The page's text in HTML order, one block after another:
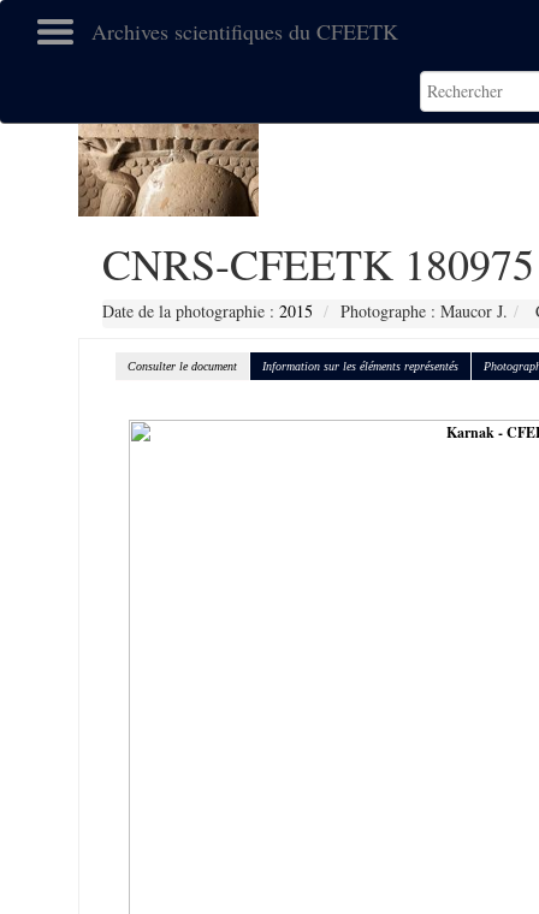
Archives scientifiques du CFEETK
CNRS-CFEETK 180975
Date de la photographie : 2015 Photographe : Maucor J.
Consulter le document Information sur les éléments représentés